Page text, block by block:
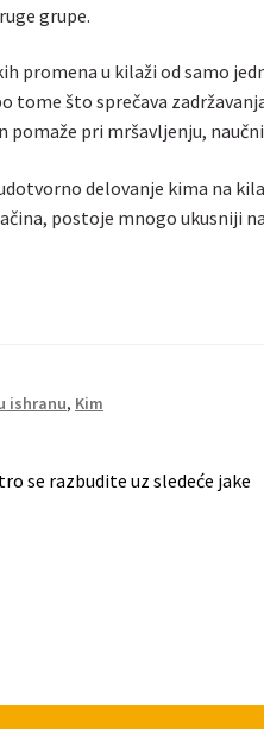
grupe.
promena u kilaži od samo
tome što sprečava
pomaže pri mršavljenju,
delovanje kima na
postoje mnogo ukusniji
ishranu, Kim
se razbudite uz sledeće jake